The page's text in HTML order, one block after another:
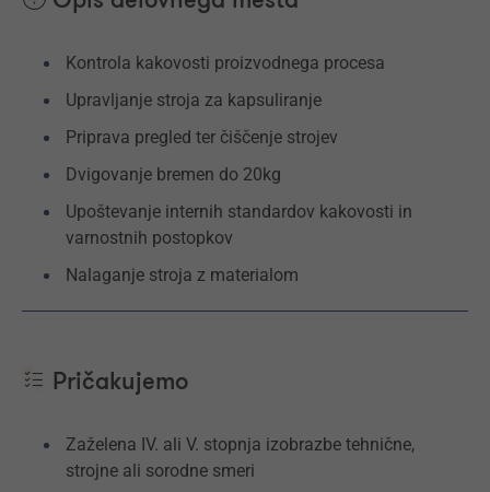
Kontrola kakovosti proizvodnega procesa
Upravljanje stroja za kapsuliranje
Priprava pregled ter čiščenje strojev
Dvigovanje bremen do 20kg
Upoštevanje internih standardov kakovosti in
varnostnih postopkov
Nalaganje stroja z materialom
Pričakujemo
Zaželena IV. ali V. stopnja izobrazbe tehnične,
strojne ali sorodne smeri